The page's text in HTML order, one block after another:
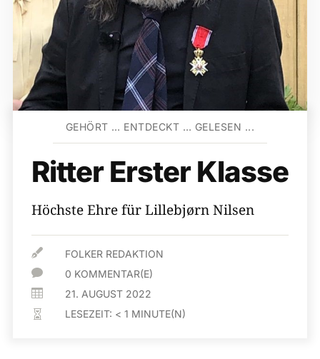
GEHÖRT … ENTDECKT … GELESEN ...
Ritter Erster Klasse
Höchste Ehre für Lillebjørn Nilsen
 FOLKER REDAKTION
 0 KOMMENTAR(E)
 21. AUGUST 2022
 LESEZEIT: < 1 MINUTE(N)